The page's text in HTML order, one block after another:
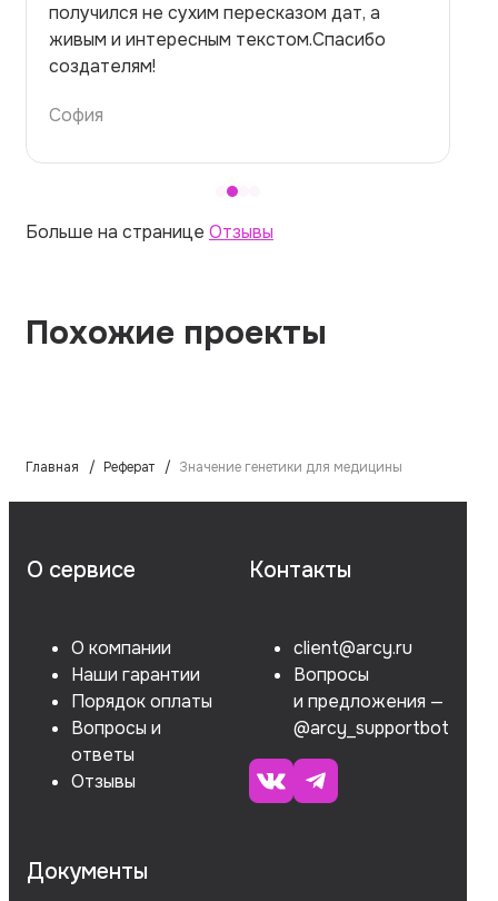
но справилась. Термины использовала
правильно. Для быстрого ознакомления с
темой — идеально.
Алина
Больше на странице Отзывы
Похожие проекты
Главная Реферат Значение генетики для медицины
О сервисе
О компании
Наши гарантии
Порядок оплаты
Вопросы и
ответы
Отзывы
Контакты
client@arcy.ru
Вопросы
и предложения —
@arcy_supportbot
Документы